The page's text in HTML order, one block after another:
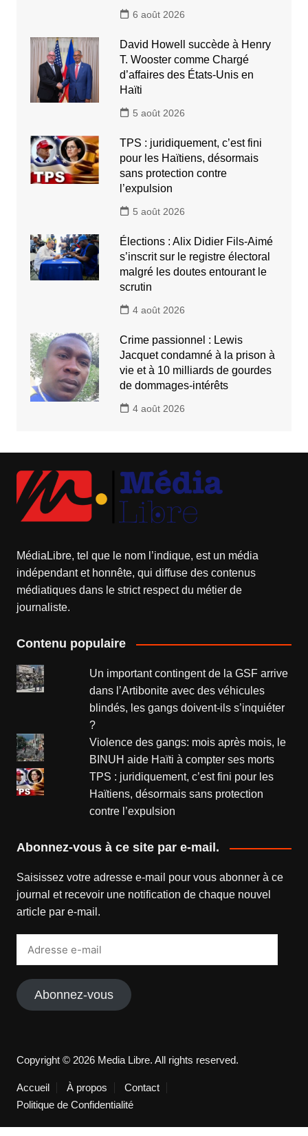
6 août 2026
David Howell succède à Henry
T. Wooster comme Chargé
d’affaires des États-Unis en
Haïti
5 août 2026
TPS : juridiquement, c’est fini
pour les Haïtiens, désormais
sans protection contre
l’expulsion
5 août 2026
Élections : Alix Didier Fils-Aimé
s’inscrit sur le registre électoral
malgré les doutes entourant le
scrutin
4 août 2026
Crime passionnel : Lewis
Jacquet condamné à la prison à
vie et à 10 milliards de gourdes
de dommages-intérêts
4 août 2026
MédiaLibre, tel que le nom l’indique, est un média
indépendant et honnête, qui diffuse des contenus
médiatiques dans le strict respect du métier de
journaliste.
Contenu populaire
Un important contingent de la GSF arrive
dans l’Artibonite avec des véhicules
blindés, les gangs doivent-ils s’inquiéter
?
Violence des gangs: mois après mois, le
BINUH aide Haïti à compter ses morts
TPS : juridiquement, c’est fini pour les
Haïtiens, désormais sans protection
contre l’expulsion
Abonnez-vous à ce site par e-mail.
Saisissez votre adresse e-mail pour vous abonner à ce
journal et recevoir une notification de chaque nouvel
article par e-mail.
Abonnez-vous
Copyright © 2026 Media Libre. All rights reserved.
Accueil À propos
Contact
Politique de Confidentialité